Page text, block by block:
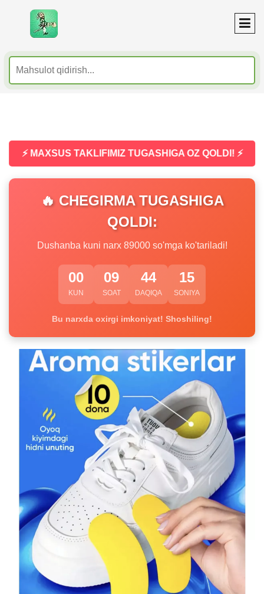
⚡ MAXSUS TAKLIFIMIZ TUGASHIGA OZ QOLDI! ⚡
🔥 CHEGIRMA TUGASHIGA
QOLDI:
Dushanba kuni narx 89000 so'mga ko'tariladi!
00
KUN
09
SOAT
44
DAQIQA
14
SONIYA
Bu narxda oxirgi imkoniyat! Shoshiling!